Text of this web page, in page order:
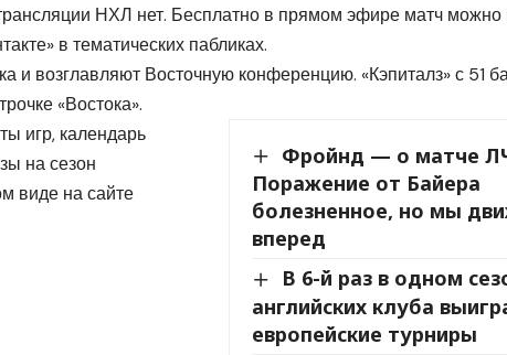
НХЛ нет. Бесплатно в прямом эфире матч можно
в тематических пабликах.
и возглавляют Восточную конференцию. «Кэпиталз» с 51
«Востока».
Фройнд — о матче
Поражение от Байера
болезненное, но мы
вперед
В 6-й раз в одном
английских клуба
европейские турниры
игр, календарь
на сезон
виде на сайте